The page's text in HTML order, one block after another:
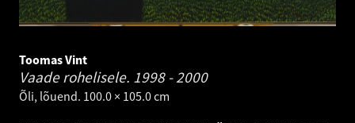
Toomas Vint
Vaade rohelisele. 1998 - 2000
Õli, lõuend. 100.0 × 105.0 cm